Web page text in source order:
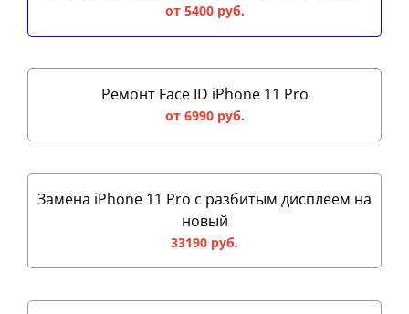
от 5400 руб.
Ремонт Face ID iPhone 11 Pro
от 6990 руб.
Замена iPhone 11 Pro с разбитым дисплеем на
новый
33190 руб.